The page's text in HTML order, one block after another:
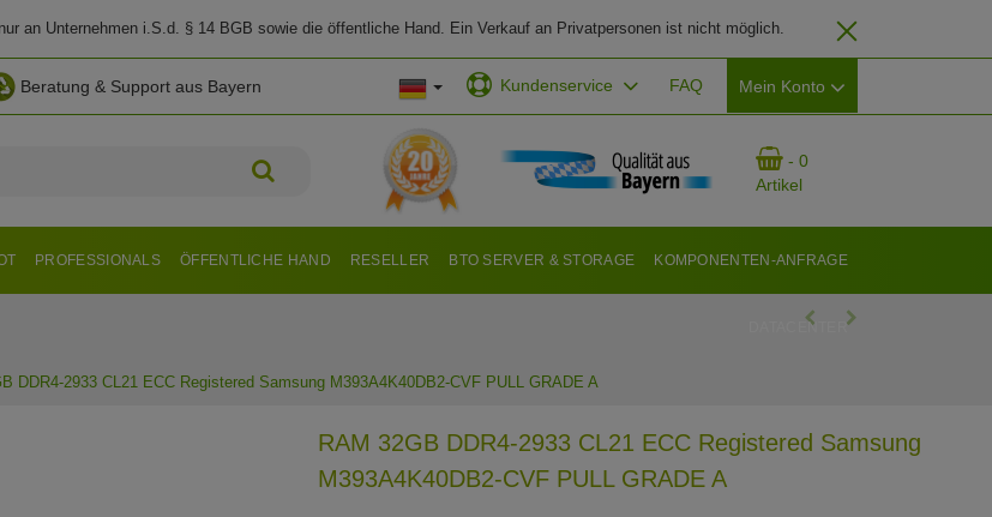
an Unternehmen i.S.d. § 14 BGB sowie die öffentliche Hand. Ein Verkauf an Privatpersonen ist nicht möglich.
Beratung & Support aus Bayern Mein Konto
EMAIL-ADRESSE
FAQ
Kundenservice
- 0
Artikel
KOMPONENTEN-ANFRAGE
BTO SERVER & STORAGE
RESELLER
ÖFFENTLICHE HAND
PROFESSIONALS
DATACENTER
DDR4-2933 CL21 ECC Registered Samsung M393A4K40DB2-CVF PULL GRADE A
RAM 32GB DDR4-2933 CL21 ECC Registered Samsung
M393A4K40DB2-CVF PULL GRADE A